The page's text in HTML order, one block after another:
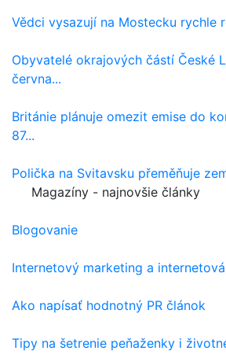
Vědci vysazují na Mostecku rychle
Obyvatelé okrajových částí České
června...
Británie plánuje omezit emise do
87...
Polička na Svitavsku přeměňuje
Magazíny - najnovšie články
Blogovanie
Internetový marketing a
Ako napísať hodnotný PR článok
Tipy na šetrenie peňaženky i